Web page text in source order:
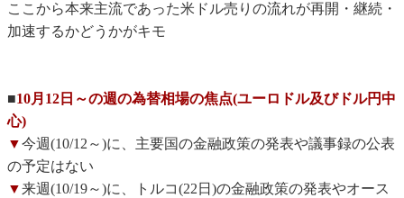
ここから本来主流であった米ドル売りの流れが再開・継続・
加速するかどうかがキモ
■10月12日～の週の為替相場の焦点(ユーロドル及びドル円中
心)
▼今週(10/12～)に、主要国の金融政策の発表や議事録の公表
の予定はない
▼来週(10/19～)に、トルコ(22日)の金融政策の発表やオース